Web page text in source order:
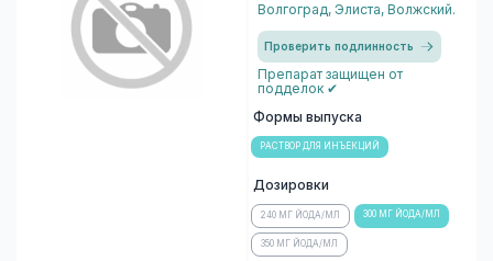
Волгоград, Элиста, Волжский.
Проверить подлинность
Препарат защищен от
подделок ✔
Формы выпуска
РАСТВОР ДЛЯ ИНЪЕКЦИЙ
Дозировки
240 МГ ЙОДА/МЛ 300 МГ ЙОДА/МЛ
350 МГ ЙОДА/МЛ